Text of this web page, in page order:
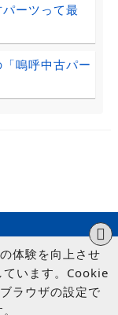
ーツって最
嗚呼中古パー
体験を向上させ
います。Cookie
ラウザの設定で